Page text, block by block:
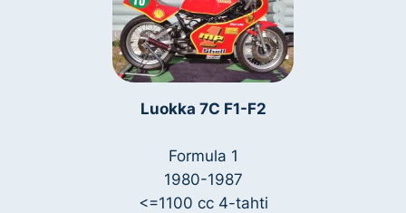
Luokka 7C F1-F2
Formula 1
1980-1987
<=1100 cc 4-tahti